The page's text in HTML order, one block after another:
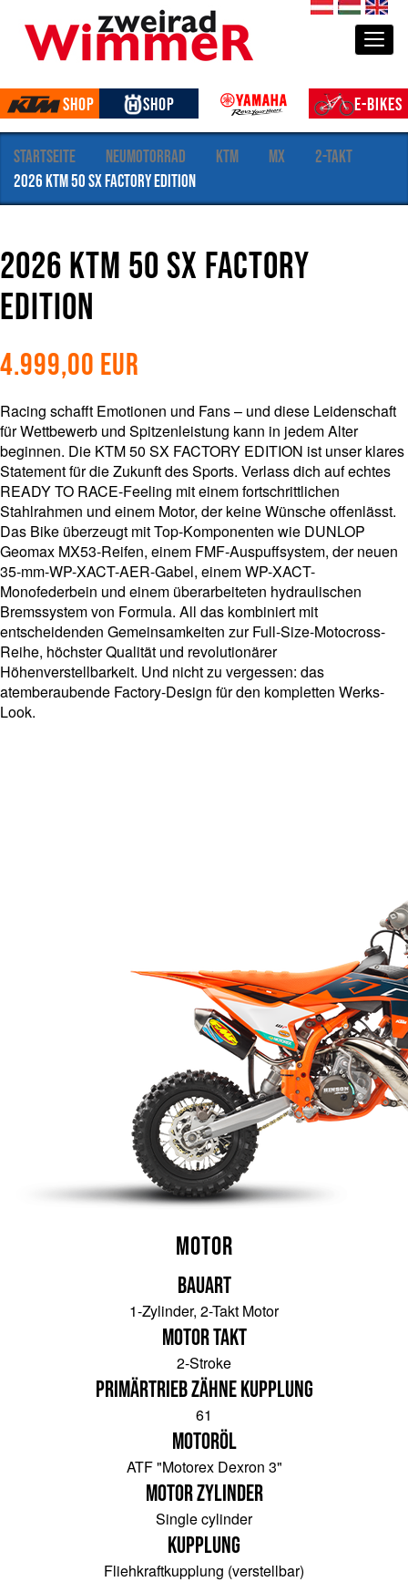
de hu en
n
Shop Shop E-Bikes
Startseite Neumotorrad KTM MX
2-Takt
2026 KTM 50 SX FACTORY EDITION
2026 KTM 50 SX FACTORY
EDITION
4.999,00 EUR
Racing schafft Emotionen und Fans – und diese Leidenschaft
für Wettbewerb und Spitzenleistung kann in jedem Alter
beginnen. Die KTM 50 SX FACTORY EDITION ist unser klares
Statement für die Zukunft des Sports. Verlass dich auf echtes
READY TO RACE-Feeling mit einem fortschrittlichen
Stahlrahmen und einem Motor, der keine Wünsche offenlässt.
Das Bike überzeugt mit Top-Komponenten wie DUNLOP
Geomax MX53-Reifen, einem FMF-Auspuffsystem, der neuen
35-mm-WP-XACT-AER-Gabel, einem WP-XACT-
Monofederbein und einem überarbeiteten hydraulischen
Bremssystem von Formula. All das kombiniert mit
entscheidenden Gemeinsamkeiten zur Full-Size-Motocross-
Reihe, höchster Qualität und revolutionärer
Höhenverstellbarkeit. Und nicht zu vergessen: das
atemberaubende Factory-Design für den kompletten Werks-
Look.
Motor
Bauart
1-Zylinder, 2-Takt Motor
Motor Takt
2-Stroke
Primärtrieb Zähne Kupplung
61
Motoröl
ATF "Motorex Dexron 3"
Motor Zylinder
Single cylinder
Kupplung
Fliehkraftkupplung (verstellbar)